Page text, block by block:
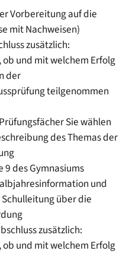
Vorbereitung auf die
mit Nachweisen)
zusätzlich:
und mit welchem Erfolg
der
teilgenommen
Sie wählen
des Themas der
9 des Gymnasiums
und
über die
zusätzlich:
und mit welchem Erfolg